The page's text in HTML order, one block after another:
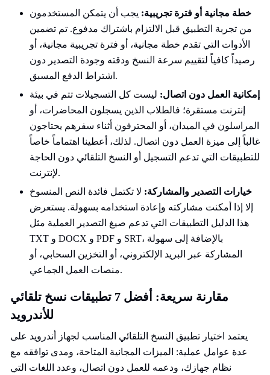
خطة مجانية أو فترة تجريبية: يجب أن يتمكن المستخدمون
من تجربة التطبيق قبل الالتزام باشتراك مدفوع. تم تضمين
الأدوات التي تقدم خطة مجانية، أو فترة تجريبية مجانية، أو
رصيداً كافياً لتقييم سرعة النسخ ودقته وجودة التصدير دون
اشتراط الدفع المسبق.
إمكانية العمل دون اتصال: ليست كل التسجيلات تتم في بيئة
إنترنت مستقرة؛ فالطلاب الذين يسجلون المحاضرات، أو
المراسلون في الميدان، أو المحترفون أثناء سفرهم يحتاجون
غالباً إلى ميزة العمل دون اتصال. لذلك، أعطينا اهتماماً خاصاً
للتطبيقات التي تدعم التسجيل أو النسخ التلقائي دون الحاجة
لإنترنت.
خيارات التصدير والمشاركة: لا تكتمل فائدة النص المنسوخ
إلا إذا أمكنت مشاركته وإعادة استخدامه بسهولة. يستعرض
هذا الدليل التطبيقات التي تدعم صيغ التصدير العملية مثل
TXT و DOCX و PDF و SRT، بالإضافة إلى سهولة
المشاركة عبر البريد الإلكتروني، أو التخزين السحابي، أو
منصات العمل الجماعي.
مقارنة سريعة: أفضل 7 تطبيقات نسخ تلقائي
للأندرويد
يعتمد اختيار تطبيق النسخ التلقائي المناسب لجهاز أندرويد على
عدة عوامل عملية: الميزات المجانية المتاحة، ومدى توافقه مع
نظام جهازك، ودعمه للعمل دون اتصال، وعدد اللغات التي